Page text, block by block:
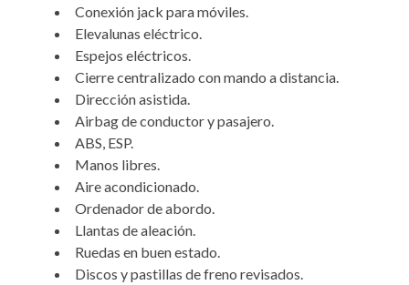
Conexión jack para móviles.
Elevalunas eléctrico.
Espejos eléctricos.
Cierre centralizado con mando a distancia.
Dirección asistida.
Airbag de conductor y pasajero.
ABS, ESP.
Manos libres.
Aire acondicionado.
Ordenador de abordo.
Llantas de aleación.
Ruedas en buen estado.
Discos y pastillas de freno revisados.